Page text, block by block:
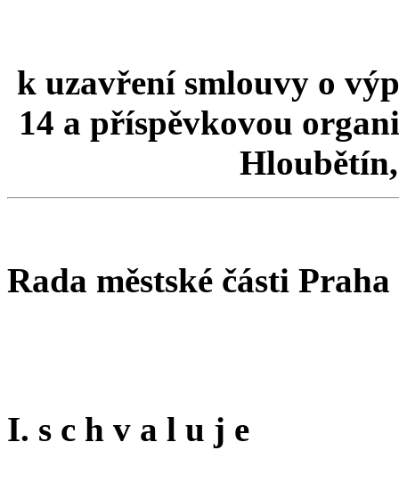
k uzavření smlouvy o
14 a příspěvkovou
Rada městské části Praha
I. s c h v a l u j e